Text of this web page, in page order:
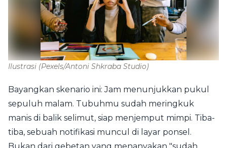
Ilustrasi (Pexels/Antoni Shkraba Studio)
Bayangkan skenario ini: Jam menunjukkan pukul
sepuluh malam. Tubuhmu sudah meringkuk
manis di balik selimut, siap menjemput mimpi. Tiba-
tiba, sebuah notifikasi muncul di layar ponsel.